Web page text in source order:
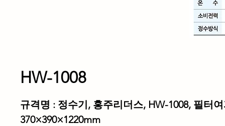
HW-1008
규격명 : 정수기, 홍주리더스, HW-1008, 필터
370×390×1220mm